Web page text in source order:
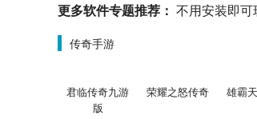
更多软件专题推荐： 不用安装即
传奇手游
君临传奇九游
版
荣耀之怒传奇 雄霸